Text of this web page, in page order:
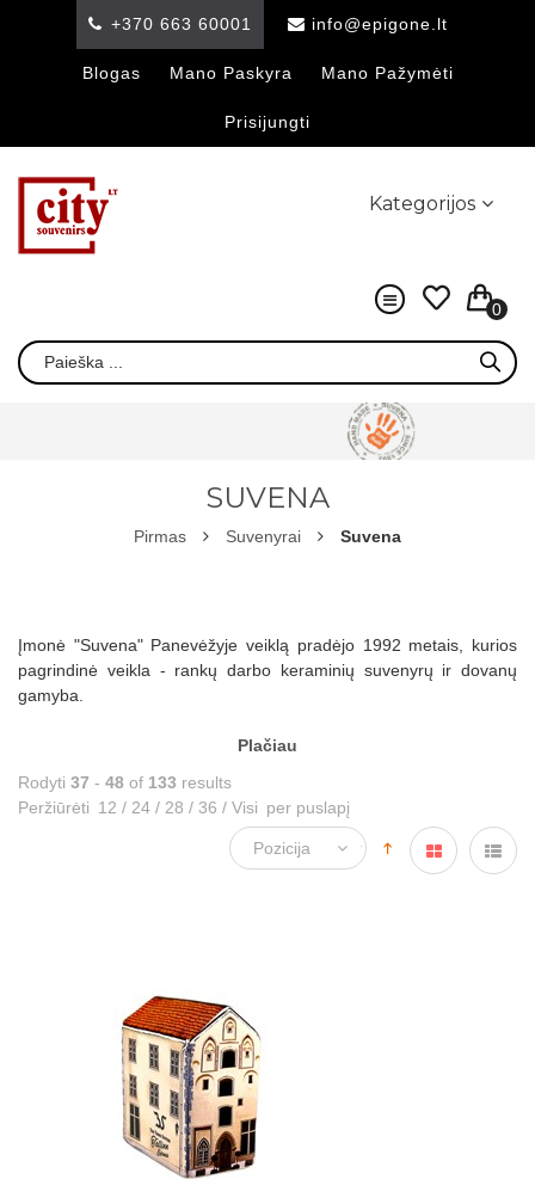
+370 663 60001 info@epigone.lt
Blogas Mano Paskyra Mano Pažymėti
Prisijungti
Kategorijos
0
SUVENA
Pirmas Suvenyrai Suvena
Įmonė "Suvena" Panevėžyje veiklą pradėjo 1992 metais, kurios
pagrindinė veikla - rankų darbo keraminių suvenyrų ir dovanų
gamyba.
Plačiau
Rodyti 37 - 48 of 133 results
Peržiūrėti 12 / 24 / 28 / 36 / Visi per puslapį